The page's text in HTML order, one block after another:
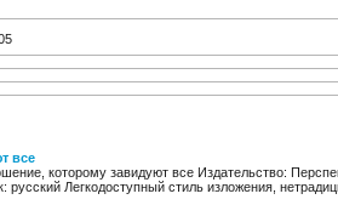
все
которому завидуют все Издательство:
Легкодоступный стиль изложения,